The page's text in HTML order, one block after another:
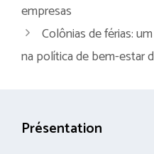
empresas
Colônias de férias:
na política de bem-estar
Présentation